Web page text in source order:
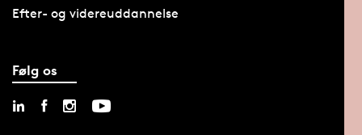
Efter- og videreuddannelse
Følg os